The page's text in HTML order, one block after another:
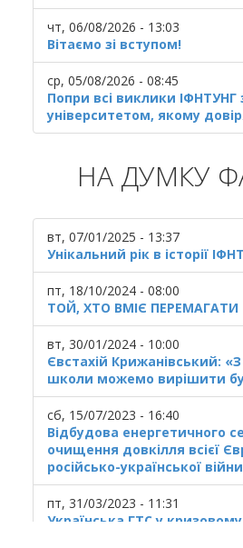
чт, 06/08/2026 - 13:03
Вітаємо зі вступом!
ср, 05/08/2026 - 08:45
Попри всі виклики
університетом, якому
НА ДУМКУ
вт, 07/01/2025 - 13:37
Унікальний рік в історії
пт, 18/10/2024 - 08:00
ТОЙ, ХТО ВМІЄ ПЕРЕМАГАТИ
вт, 30/01/2024 - 10:00
Євстахій Крижанівський:
школи можемо вирішити
сб, 15/07/2023 - 16:40
Відбудова енергетичного
очищення довкілля всієї
російсько-української війни
пт, 31/03/2023 - 11:31
Українська ГТС у кризовому